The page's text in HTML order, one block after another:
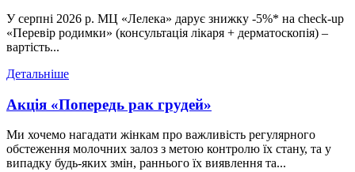
У серпні 2026 р. МЦ «Лелека» дарує знижку -5%* на check-up
«Перевір родимки» (консультація лікаря + дерматоскопія) –
вартість...
Детальніше
Акція «Попередь рак грудей»
Ми хочемо нагадати жінкам про важливість регулярного
обстеження молочних залоз з метою контролю їх стану, та у
випадку будь-яких змін, раннього їх виявлення та...